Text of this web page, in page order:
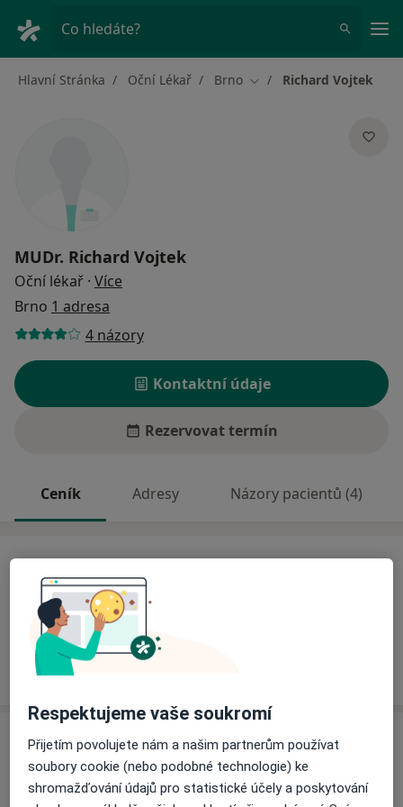
Co hledáte?
Hlavní Stránka Oční Lékař Brno Změna města
Richard Vojtek
MUDr. Richard Vojtek
Oční lékař · Více
Brno 1 adresa
4 názory
Kontaktní údaje
Rezervovat termín
Ceník Adresy Názory pacientů (4)
Informace o službách a cenách nejsou k dispozici
Tento specialista ještě nepřidával žádné informace o
svých službách.
Adresa
Vojenská nemocnice Brno
Zábrdovická 3, Brno
Respektujeme vaše soukromí
Přijetím povolujete nám a našim partnerům používat
soubory cookie (nebo podobné technologie) ke
shromažďování údajů pro statistické účely a poskytování